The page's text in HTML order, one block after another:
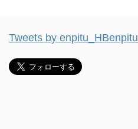
Tweets by enpitu_HBenpitu